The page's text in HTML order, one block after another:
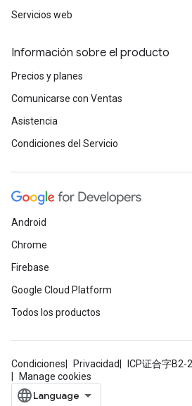
Servicios web
Información sobre el producto
Precios y planes
Comunicarse con Ventas
Asistencia
Condiciones del Servicio
Android
Chrome
Firebase
Google Cloud Platform
Todos los productos
Condiciones Privacidad
ICP证合字
Manage cookies